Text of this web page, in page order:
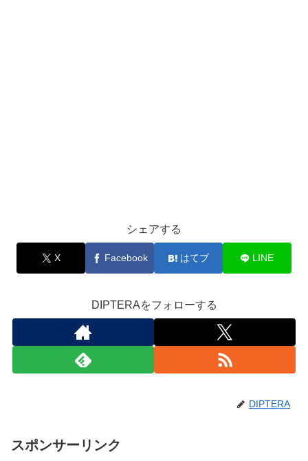
シェアする
X Facebook はてブ LINE
DIPTERAをフォローする
DIPTERA
スポンサーリンク